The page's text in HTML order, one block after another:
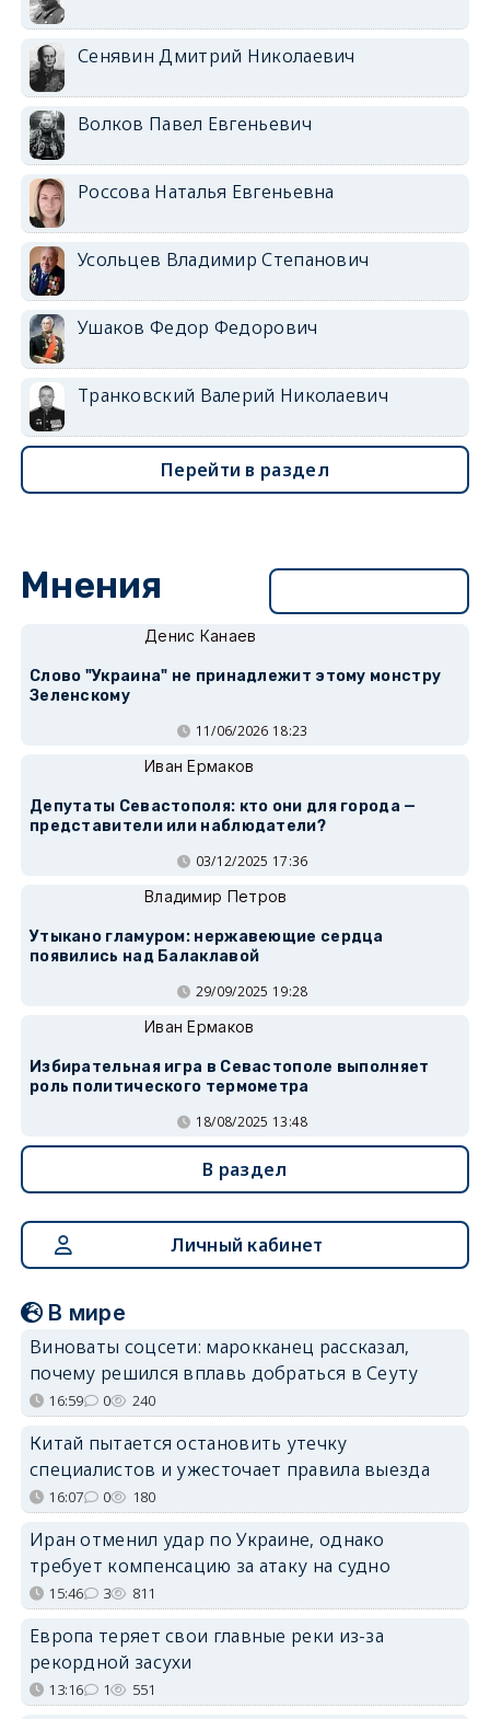
Сенявин Дмитрий Николаевич
Волков Павел Евгеньевич
Россова Наталья Евгеньевна
Усольцев Владимир Степанович
Ушаков Федор Федорович
Транковский Валерий Николаевич
Перейти в раздел
Мнения
Денис Канаев
Слово "Украина" не принадлежит этому монстру
Зеленскому
11/06/2026 18:23
Иван Ермаков
Депутаты Севастополя: кто они для города —
представители или наблюдатели?
03/12/2025 17:36
Владимир Петров
Утыкано гламуром: нержавеющие сердца
появились над Балаклавой
29/09/2025 19:28
Иван Ермаков
Избирательная игра в Севастополе выполняет
роль политического термометра
18/08/2025 13:48
В раздел
Личный кабинет
В мире
Виноваты соцсети: марокканец рассказал,
почему решился вплавь добраться в Сеуту
16:59 0 240
Китай пытается остановить утечку
специалистов и ужесточает правила выезда
16:07 0 180
Иран отменил удар по Украине, однако
требует компенсацию за атаку на судно
15:46 3 811
Европа теряет свои главные реки из-за
рекордной засухи
13:16 1 551